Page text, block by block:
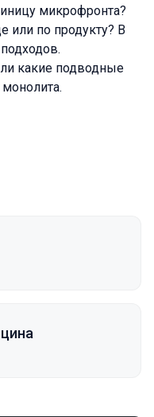
микрофронта?
или по продукту? В
какие подводные